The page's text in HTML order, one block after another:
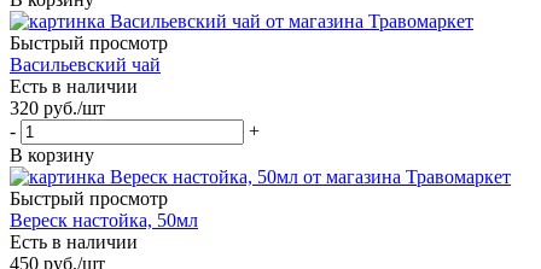
Быстрый просмотр
Васильевский чай
Есть в наличии
320 руб./шт
-
+
В корзину
Быстрый просмотр
Вереск настойка, 50мл
Есть в наличии
450 руб./шт